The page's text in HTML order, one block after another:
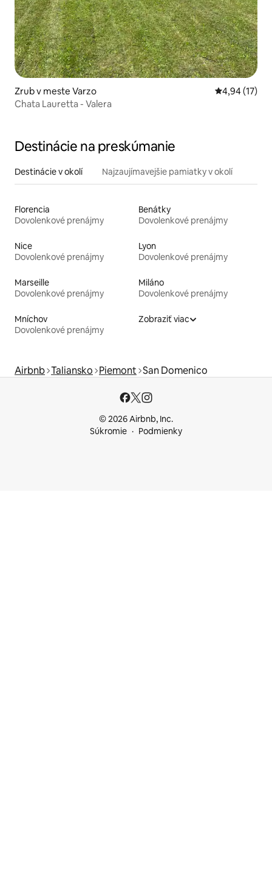
Zrub v meste Varzo Priemerné
4,94 (17)
Chata Lauretta - Valera
Destinácie na preskúmanie
Destinácie v okolí Najzaujímavejšie pamiatky v okolí
Florencia
Dovolenkové prenájmy
Benátky
Dovolenkové prenájmy
Nice
Dovolenkové prenájmy
Lyon
Dovolenkové prenájmy
Marseille
Dovolenkové prenájmy
Miláno
Dovolenkové prenájmy
Mníchov
Dovolenkové prenájmy
Zobraziť viac
Airbnb Taliansko Piemont San Domenico
© 2026 Airbnb, Inc.
Súkromie
Podmienky